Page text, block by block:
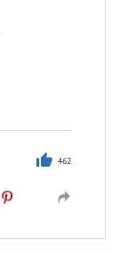
462